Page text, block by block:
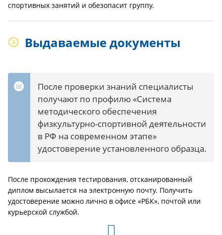
спортивных занятий и обезопасит группу.
Выдаваемые документы
После проверки знаний специалисты
получают по профилю «Система
методического обеспечения
физкультурно-спортивной деятельности
в РФ на современном этапе»
удостоверение установленного образца.
После прохождения тестирования, отсканированный
диплом высылается на электронную почту. Получить
удостоверение можно лично в офисе «РБК», почтой или
курьерской службой.